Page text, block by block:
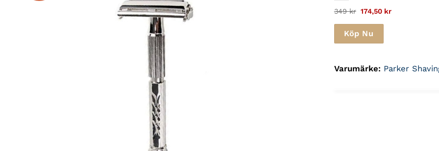
349kr Det
ursprungliga
priset
var:
349 kr.
174,50 krDet
Köp Nu
Varumärke: Parker